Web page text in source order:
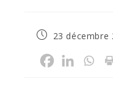
Publication
23 décembre